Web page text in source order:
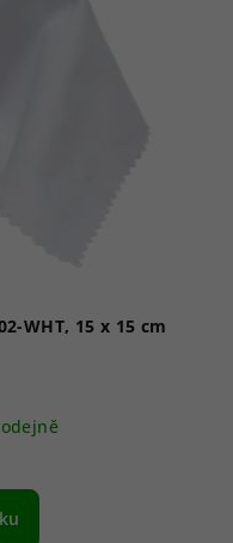
WHT, 15 x 15 cm